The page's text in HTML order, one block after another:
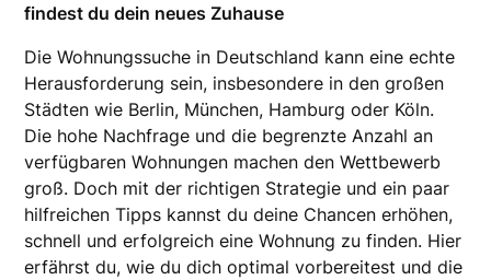
findest du dein neues Zuhause
Die Wohnungssuche in Deutschland kann eine echte
Herausforderung sein, insbesondere in den großen
Städten wie Berlin, München, Hamburg oder Köln.
Die hohe Nachfrage und die begrenzte Anzahl an
verfügbaren Wohnungen machen den Wettbewerb
groß. Doch mit der richtigen Strategie und ein paar
hilfreichen Tipps kannst du deine Chancen erhöhen,
schnell und erfolgreich eine Wohnung zu finden. Hier
erfährst du, wie du dich optimal vorbereitest und die